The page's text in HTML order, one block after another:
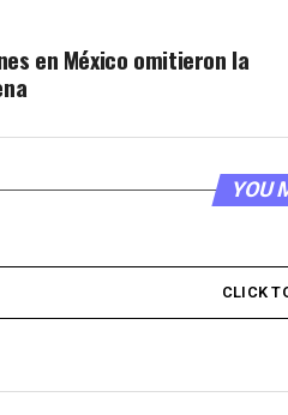
en México omitieron la
YOU
CLICK